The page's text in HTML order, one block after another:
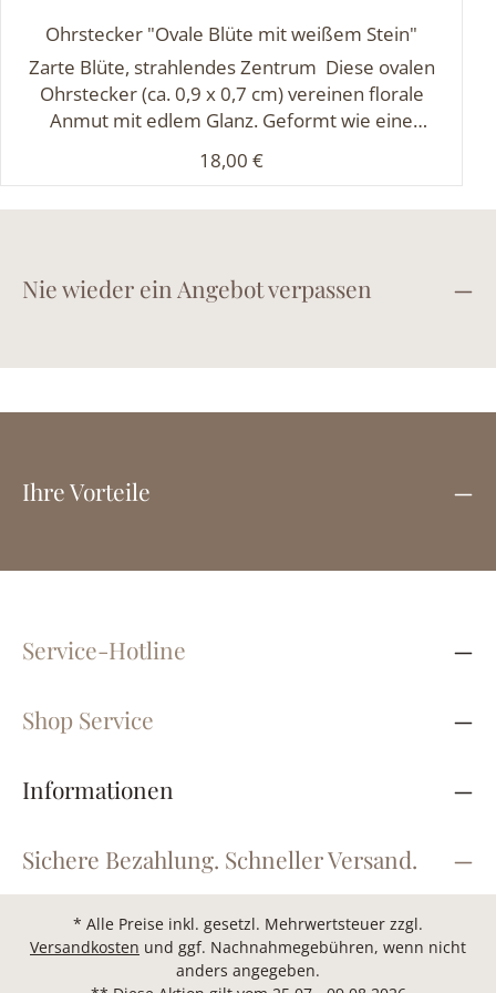
Ohrstecker "Ovale Blüte mit weißem Stein"
Zarte Blüte, strahlendes Zentrum Diese ovalen
Ohrstecker (ca. 0,9 x 0,7 cm) vereinen florale
Anmut mit edlem Glanz. Geformt wie eine
silberfarbenem Schmuckmetall, ruht in ihrer Mitte
einem Hauch Verspieltheit lieben.
Regulärer Preis:
18,00 €
Nie wieder ein Angebot verpassen
Ihre Vorteile
Service-Hotline
Shop Service
Informationen
Sichere Bezahlung. Schneller Versand.
* Alle Preise inkl. gesetzl. Mehrwertsteuer zzgl.
Versandkosten und ggf. Nachnahmegebühren, wenn nicht
anders angegeben.